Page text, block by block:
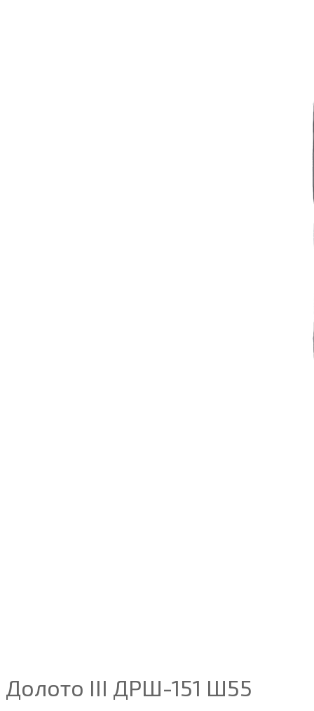
Долото III ДРШ-151 Ш55